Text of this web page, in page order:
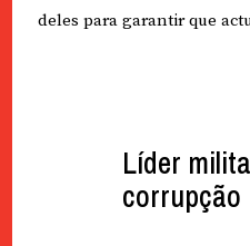
deles para garantir que
Líder
corrupção